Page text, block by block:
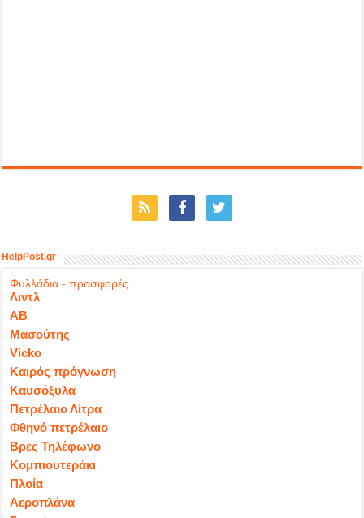
HelpPost.gr
Φυλλάδια - προσφορές
Λιντλ
ΑΒ
Μασούτης
Vicko
Καιρός πρόγνωση
Καυσόξυλα
Πετρέλαιο Λίτρα
Φθηνό πετρέλαιο
Βρες Τηλέφωνο
Κομπιουτεράκι
Πλοία
Αεροπλάνα